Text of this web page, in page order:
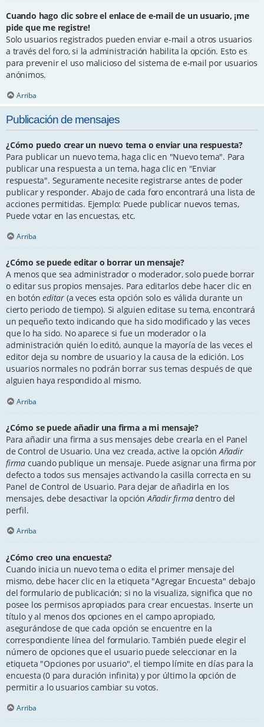
Cuando hago clic sobre el enlace de e-mail de un usuario, ¡me
pide que me registre!
Solo usuarios registrados pueden enviar e-mail a otros usuarios
a través del foro, si la administración habilita la opción. Esto es
para prevenir el uso malicioso del sistema de e-mail por usuarios
anónimos.
Arriba
Publicación de mensajes
¿Cómo puedo crear un nuevo tema o enviar una respuesta?
Para publicar un nuevo tema, haga clic en "Nuevo tema". Para
publicar una respuesta a un tema, haga clic en "Enviar
respuesta". Seguramente necesite registrarse antes de poder
publicar y responder. Abajo de cada foro encontrará una lista de
acciones permitidas. Ejemplo: Puede publicar nuevos temas,
Puede votar en las encuestas, etc.
Arriba
¿Cómo se puede editar o borrar un mensaje?
A menos que sea administrador o moderador, solo puede borrar
o editar sus propios mensajes. Para editarlos debe hacer clic en
en botóneditar (a veces esta opción solo es válida durante un
cierto periodo de tiempo). Si alguien editase su tema, encontrará
un pequeño texto indicando que ha sido modificado y las veces
que lo ha sido. No aparece si fue un moderador o la
administración quién lo editó, aunque la mayoría de las veces el
editor deja su nombre de usuario y la causa de la edición. Los
usuarios normales no podrán borrar sus temas después de que
alguien haya respondido al mismo.
Arriba
¿Cómo se puede añadir una firma a mi mensaje?
Para añadir una firma a sus mensajes debe crearla en el Panel
de Control de Usuario. Una vez creada, active la opciónAñadir
firma cuando publique un mensaje. Puede asignar una firma por
defecto a todos sus mensajes activando la casilla correcta en su
Panel de Control de Usuario. Para dejar de añadirla en los
mensajes, debe desactivar la opciónAñadir firmadentro del
perfil.
Arriba
¿Cómo creo una encuesta?
Cuando inicia un nuevo tema o edita el primer mensaje del
mismo, debe hacer clic en la etiqueta "Agregar Encuesta" debajo
del formulario de publicación; si no la visualiza, significa que no
posee los permisos apropiados para crear encuestas. Inserte un
título y al menos dos opciones en el campo apropiado,
asegurándose de que cada opción se encuentre en la
correspondiente línea del formulario. También puede elegir el
número de opciones que el usuario puede seleccionar en la
etiqueta "Opciones por usuario", el tiempo límite en días para la
encuesta (0 para duración infinita) y por último la opción de
permitir a lo usuarios cambiar su votos.
Arriba